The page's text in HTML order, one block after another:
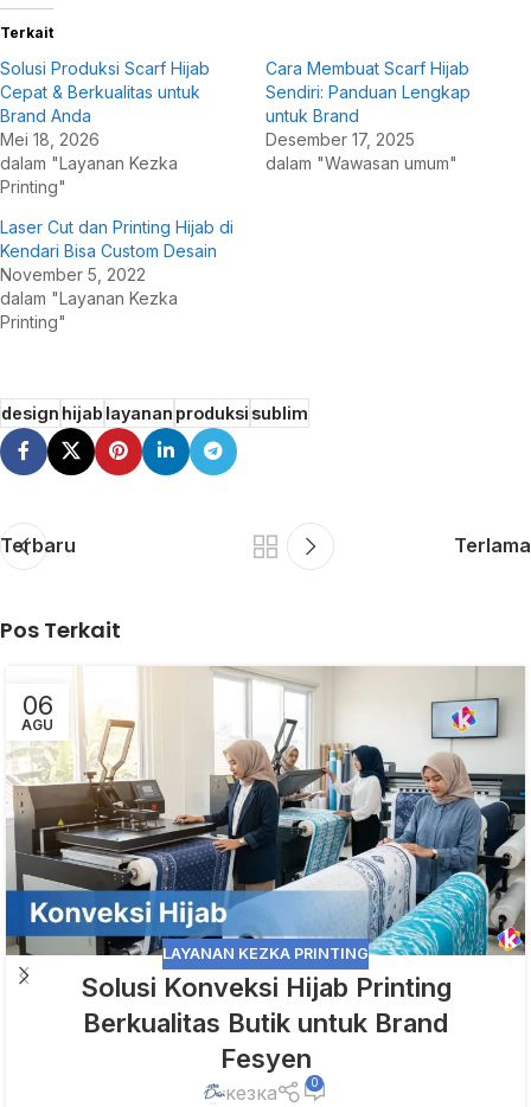
Terkait
Solusi Produksi Scarf Hijab
Cepat & Berkualitas untuk
Brand Anda
Mei 18, 2026
dalam "Layanan Kezka
Printing"
Cara Membuat Scarf Hijab
Sendiri: Panduan Lengkap
untuk Brand
Desember 17, 2025
dalam "Wawasan umum"
Laser Cut dan Printing Hijab di
Kendari Bisa Custom Desain
November 5, 2022
dalam "Layanan Kezka
Printing"
designhijablayananproduksisublim
Terbaru Terlama
Pos Terkait
06
AGU
LAYANAN KEZKA PRINTING
Solusi Konveksi Hijab Printing
Berkualitas Butik untuk Brand
Fesyen
кезка 0